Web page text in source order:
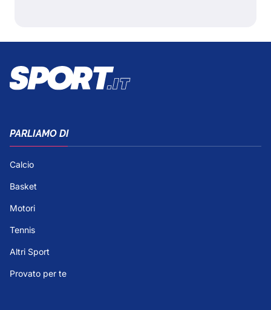
PARLIAMO DI
Calcio
Basket
Motori
Tennis
Altri Sport
Provato per te